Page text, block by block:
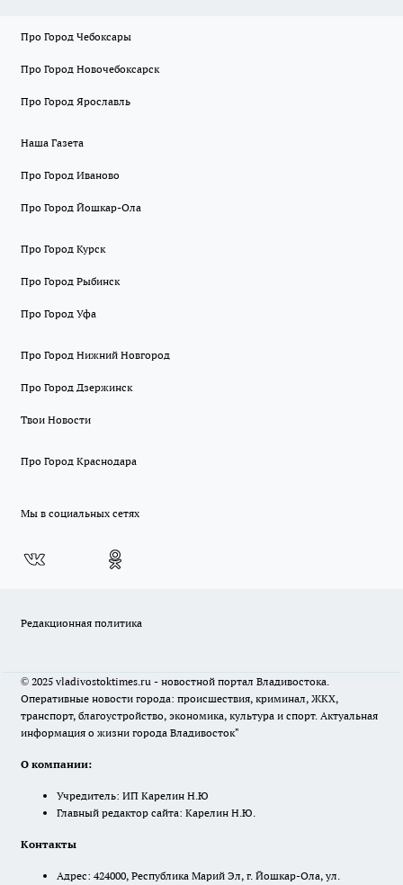
Про Город Чебоксары
Про Город Новочебоксарск
Про Город Ярославль
Наша Газета
Про Город Иваново
Про Город Йошкар-Ола
Про Город Курск
Про Город Рыбинск
Про Город Уфа
Про Город Нижний Новгород
Про Город Дзержинск
Твои Новости
Про Город Краснодара
Мы в социальных сетях
Редакционная политика
© 2025 vladivostoktimes.ru - новостной портал Владивостока.
Оперативные новости города: происшествия, криминал, ЖКХ,
транспорт, благоустройство, экономика, культура и спорт. Актуальная
информация о жизни города Владивосток"
О компании:
Учредитель: ИП Карелин Н.Ю
Главный редактор сайта: Карелин Н.Ю.
Контакты
Адрес: 424000, Республика Марий Эл, г. Йошкар-Ола, ул.